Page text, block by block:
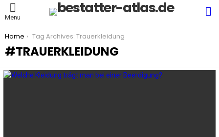
Menu
You are here:
Home Tag Archives: Trauerkleidung
TRAUERKLEIDUNG